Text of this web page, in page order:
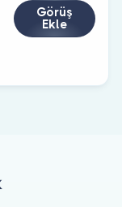
Görüş
Ekle